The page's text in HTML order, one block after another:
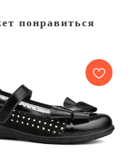
понравиться